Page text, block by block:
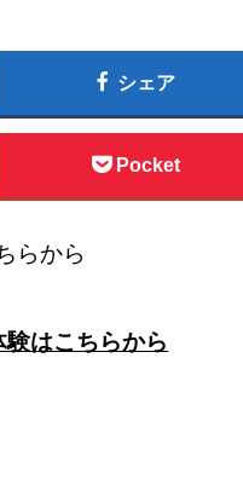
シェア
Pocket
らから
はこちらから